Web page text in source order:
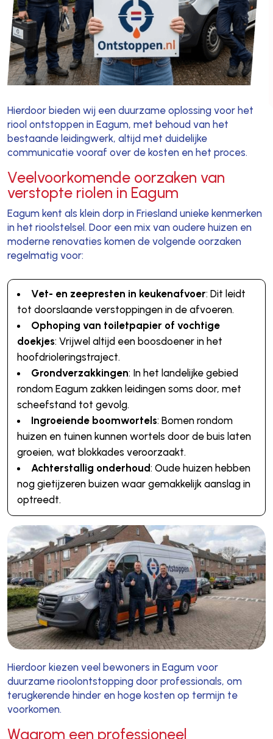
Hierdoor bieden wij een duurzame oplossing voor het
riool ontstoppen in Eagum, met behoud van het
bestaande leidingwerk, altijd met duidelijke
communicatie vooraf over de kosten en het proces.
Veelvoorkomende oorzaken van
verstopte riolen in Eagum
Eagum kent als klein dorp in Friesland unieke kenmerken
in het rioolstelsel. Door een mix van oudere huizen en
moderne renovaties komen de volgende oorzaken
regelmatig voor:
Vet- en zeepresten in keukenafvoer: Dit leidt
tot doorslaande verstoppingen in de afvoeren.
Ophoping van toiletpapier of vochtige
doekjes: Vrijwel altijd een boosdoener in het
hoofdrioleringstraject.
Grondverzakkingen: In het landelijke gebied
rondom Eagum zakken leidingen soms door, met
scheefstand tot gevolg.
Ingroeiende boomwortels: Bomen rondom
huizen en tuinen kunnen wortels door de buis laten
groeien, wat blokkades veroorzaakt.
Achterstallig onderhoud: Oude huizen hebben
nog gietijzeren buizen waar gemakkelijk aanslag in
optreedt.
Hierdoor kiezen veel bewoners in Eagum voor
duurzame rioolontstopping door professionals, om
terugkerende hinder en hoge kosten op termijn te
voorkomen.
Waarom een professioneel